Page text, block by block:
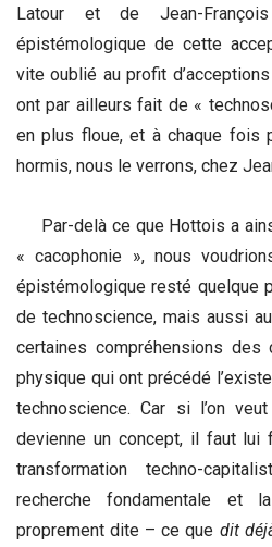
Latour et de Jean-
épistémologique de cette
vite oublié au profit
ont par ailleurs fait de «
en plus floue, et à chaque fois
hormis, nous le verrons, chez
Par-delà ce que Hottois a
« cacophonie », nous
épistémologique resté quelque
de technoscience, mais aussi
certaines compréhensions des
physique qui ont précédé
technoscience. Car si l’on
devienne un concept, il faut lui
transformation techno-
recherche fondamentale
proprement dite – ce que dit